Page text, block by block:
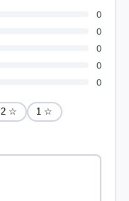
0
0
0
0
0
2 ☆ 1 ☆